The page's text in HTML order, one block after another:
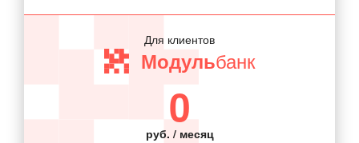
Для клиентов
Модульбанк
0
руб. / месяц